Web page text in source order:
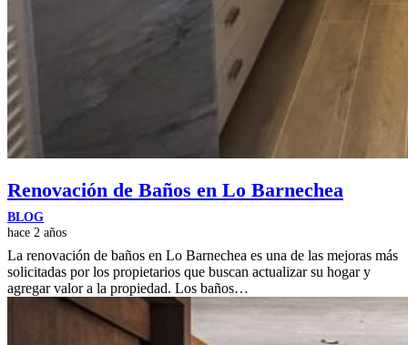
Renovación de Baños en Lo Barnechea
BLOG
hace 2 años
La renovación de baños en Lo Barnechea es una de las mejoras más
solicitadas por los propietarios que buscan actualizar su hogar y
agregar valor a la propiedad. Los baños…